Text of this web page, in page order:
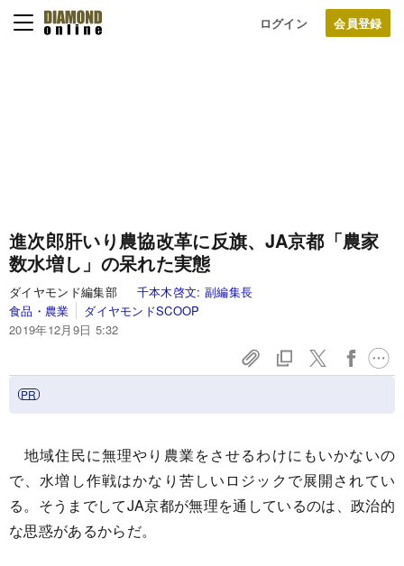
ログイン
進次郎肝いり農協改革に反旗、JA京都「農家
数水増し」の呆れた実態
ダイヤモンド編集部 千本木啓文:副編集長
食品・農業
ダイヤモンドSCOOP
2019年12月9日 5:32
地域住民に無理やり農業をさせるわけにもいかないの
で、水増し作戦はかなり苦しいロジックで展開されてい
る。そうまでしてJA京都が無理を通しているのは、政治的
な思惑があるからだ。